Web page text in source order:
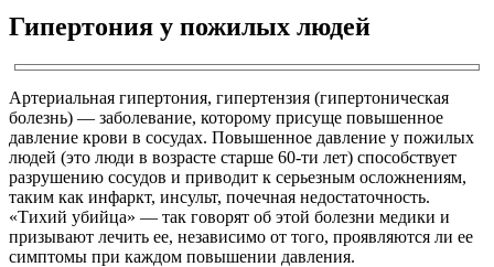
Гипертония у пожилых людей
Артериальная гипертония, гипертензия (гипертоническая
болезнь) — заболевание, которому присуще повышенное
давление крови в сосудах. Повышенное давление у пожилых
людей (это люди в возрасте старше 60-ти лет) способствует
разрушению сосудов и приводит к серьезным осложнениям,
таким как инфаркт, инсульт, почечная недостаточность.
«Тихий убийца» — так говорят об этой болезни медики и
призывают лечить ее, независимо от того, проявляются ли ее
симптомы при каждом повышении давления.